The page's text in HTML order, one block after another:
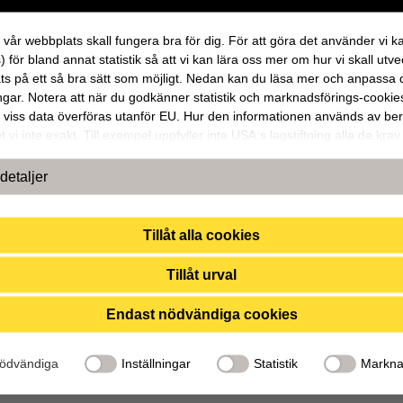
vår webbplats skall fungera bra för dig. För att göra det använder vi
för bland annat statistik så att vi kan lära oss mer om hur vi skall
på ett så bra sätt som möjligt. Nedan kan du läsa mer och anpassa
Notera att när du godkänner statistik och marknadsförings-
viss data överföras utanför EU. Hur den informationen används av
vi inte exakt. Till exempel uppfyller inte USA:s lagstiftning alla de krav
dina personuppgifter. De berörda bolagen måste lämna över uppgifter
myndigheter i USA om de får en sådan begäran. Det kan
personuppgifter som de brottsbekämpande myndigheterna har fått
till att data överförs till tredje land.
Tillåt alla cookies
Tillåt urval
Endast nödvändiga cookies
Inställningar Statistik